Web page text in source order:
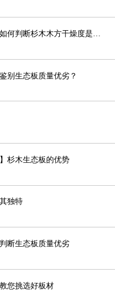
别生态板质量优劣？
杉木生态板的优势
独特
断生态板质量优劣
您挑选好板材